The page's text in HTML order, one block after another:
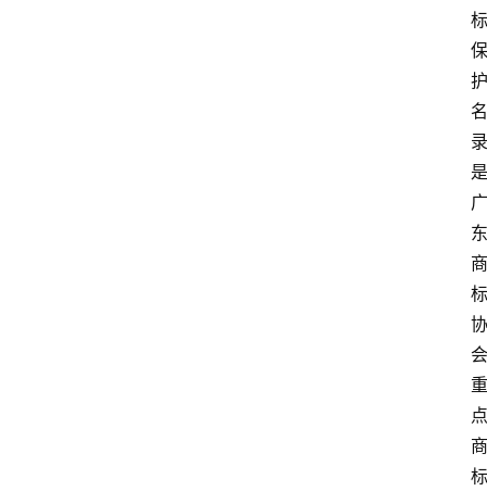
标
保
护
名
录
是
广
东
商
标
协
会
重
点
商
标